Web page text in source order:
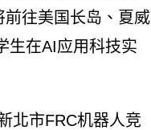
往美国长岛、夏威
生在AI应用科技实
北市FRC机器人竞